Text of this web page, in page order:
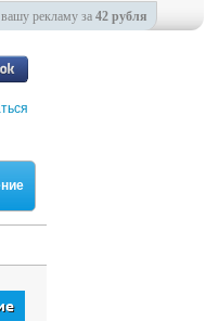
рекламу за 42 рубля